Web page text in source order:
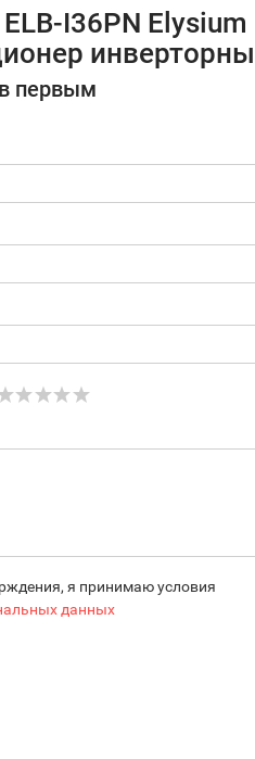
I36PN Elysium
первым
я принимаю условия
данных